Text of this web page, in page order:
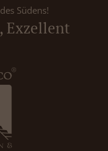
Südens!
Exzellent